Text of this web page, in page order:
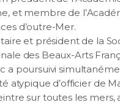
et membre de
d’outre-Mer.
et président de la
des Beaux-Arts
a poursuivi
atypique d’officier de
sur toutes les mers,